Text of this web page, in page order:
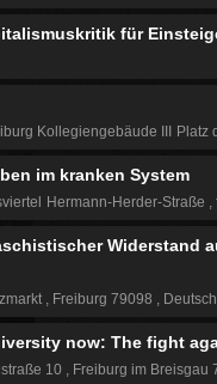
für
Kollegiengebäude III Platz
im kranken System
Hermann-Herder-Straße
Widerstand
Freiburg 79098
now: The fight
10 Freiburg im Breisgau